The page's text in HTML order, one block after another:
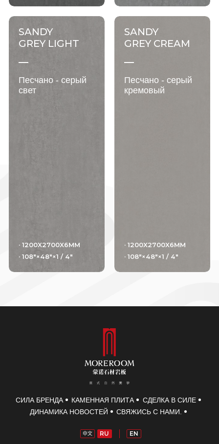
SANDY
GREY LIGHT
Песчано - серый
свет
· 1200X2700X6MM
· 108"×48"×1 / 4"
SANDY
GREY CREAM
Песчано - серый
кремовый
· 1200X2700X6MM
· 108"×48"×1 / 4"
СИЛА БРЕНДА КАМЕННАЯ ПЛИТА
СДЕЛКА В СИЛЕ
ДИНАМИКА НОВОСТЕЙ
СВЯЖИСЬ С НАМИ.
中文 RU EN